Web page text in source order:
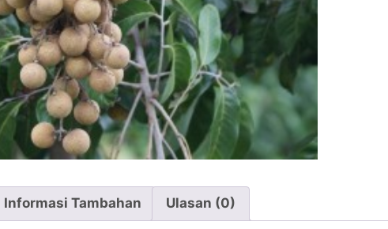
Informasi Tambahan Ulasan (0)